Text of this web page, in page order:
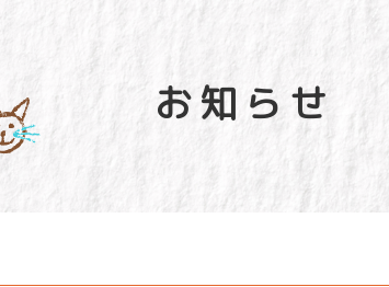
お知らせ